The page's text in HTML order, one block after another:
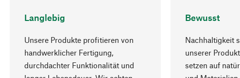
Langlebig
Unsere Produkte profitieren von
handwerklicher Fertigung,
durchdachter Funktionalität und
Bewusst
Nachhaltigkeit
unserer
setzen auf